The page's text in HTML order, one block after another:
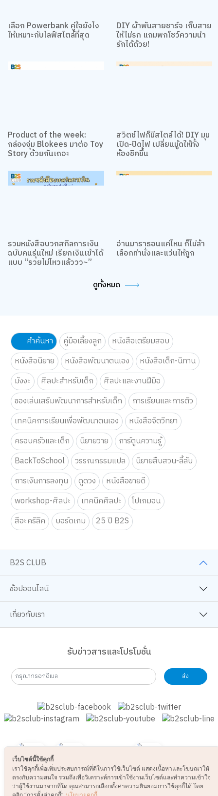
เลือก Powerbank คู่ใจยังไง
ให้เหมาะกับไลฟ์สไตล์ที่สุด
DIY ผ้าพันสายชาร์จ เก็บสาย
ให้ไม่รก แถมพกโชว์ความน่า
รักได้ด้วย!
Product of the week:
กล่องจุ่ม Blokees มาต่อ Toy
Story ด้วยกันเถอะ
สวิตช์ไฟก็มีสไตล์ได้! DIY มุม
เปิด-ปิดไฟ เปลี่ยนมู้ดให้ทั้ง
ห้องชิคขึ้น
รวมหนังสือบวกสกิลการเงิน
ฉบับคนรุ่นใหม่ เรียกเงินเข้าได้
แบบ “รวยไม่ไหวแล้ววว~”
อ่านมาราธอนแค่ไหน ก็ไม่ล้า
เลือกท่านั่งและแว่นให้ถูก
ดูทั้งหมด
คำค้นหา คู่มือเลี้ยงลูก
หนังสือเตรียมสอบ
หนังสือนิยาย
หนังสือพัฒนาตนเอง
หนังสือเด็ก-นิทาน
มังงะ
ศิลปะสำหรับเด็ก
ศิลปะและงานฝีมือ
ของเล่นเสริมพัฒนาการสำหรับเด็ก
การเรียนและการติว
เทคนิคการเรียนเพื่อพัฒนาตนเอง
หนังสือจิตวิทยา
ครอบครัวและเด็ก
นิยายวาย
การ์ตูนความรู้
BackToSchool
วรรณกรรมแปล
นิยายสืบสวน-ลี้ลับ
การเงินการลงทุน
ดูดวง
หนังสือขายดี
workshop-ศิลปะ
เทคนิคศิลปะ
โปเกมอน
สีอะคริลิค
บอร์ดเกม 25 ปี B2S
B2S CLUB
ช้อปออนไลน์
เกี่ยวกับเรา
รับข่าวสารและโปรโมชั่น
ส่ง
เว็บไซต์นี้ใช้คุกกี้
เราใช้คุกกี้เพื่อเพิ่มประสบการณ์ที่ดีในการใช้เว็บไซต์ แสดงเนื้อหาและโฆษณาให้
ตรงกับความสนใจ รวมถึงเพื่อวิเคราะห์การเข้าใช้งานเว็บไซต์และทำความเข้าใจ
คลิก “การตั้งค่าคุกกี้”